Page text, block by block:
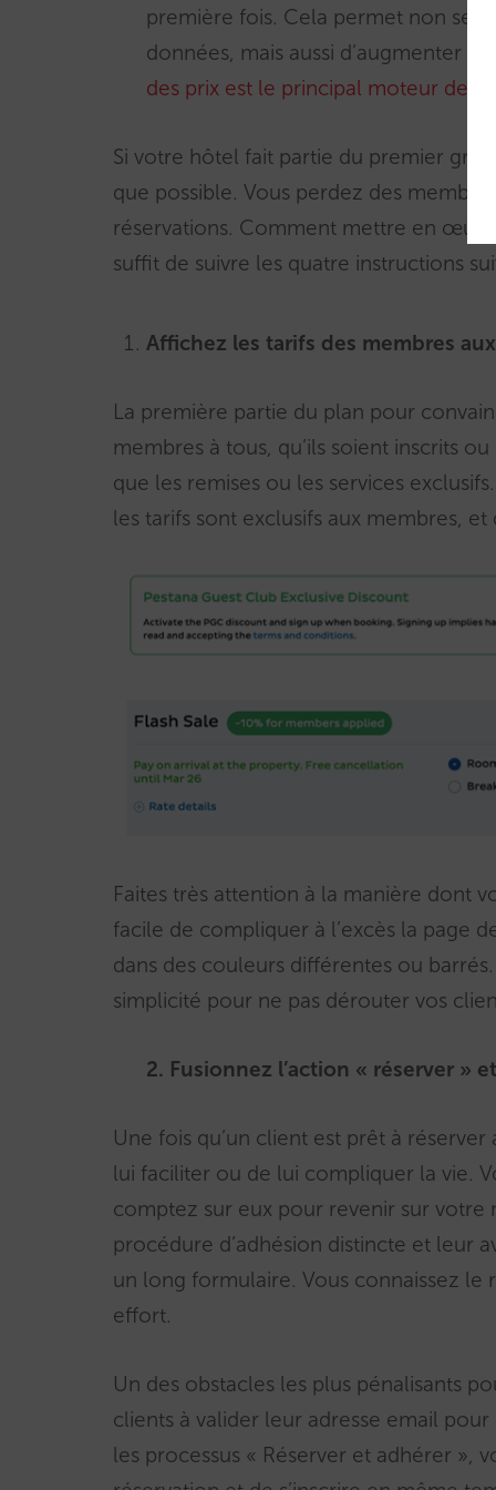
première fois. Cela permet non
données, mais aussi d’augmenter
des prix est le principal moteur des
Si votre hôtel fait partie du premier
que possible. Vous perdez des
réservations. Comment mettre en
suffit de suivre les quatre instructions
Affichez les tarifs des membres
La première partie du plan pour
membres à tous, qu’ils soient inscrits
que les remises ou les services
les tarifs sont exclusifs aux membres,
Faites très attention à la manière dont
facile de compliquer à l’excès la page
dans des couleurs différentes ou
simplicité pour ne pas dérouter vos
2. Fusionnez l’action « réserver »
Une fois qu’un client est prêt à
lui faciliter ou de lui compliquer la vie.
comptez sur eux pour revenir sur votre
procédure d’adhésion distincte et leur
un long formulaire. Vous connaissez le
effort.
Un des obstacles les plus pénalisants
clients à valider leur adresse email
les processus « Réserver et adhérer »,